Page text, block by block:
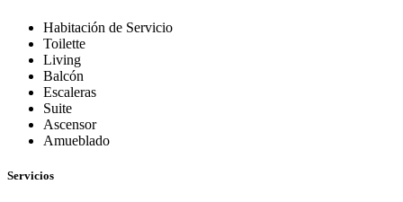
Habitación de Servicio
Toilette
Living
Balcón
Escaleras
Suite
Ascensor
Amueblado
Servicios